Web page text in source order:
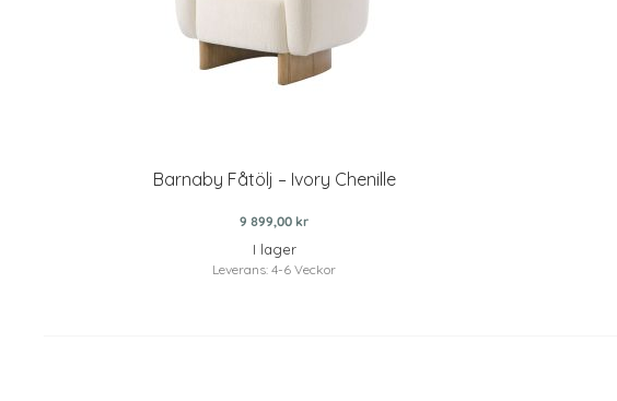
Barnaby Fåtölj – Ivory Chenille
9 899,00 kr
I lager
Leverans: 4-6 Veckor